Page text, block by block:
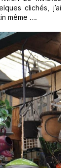
clichés, j’ai
même ….